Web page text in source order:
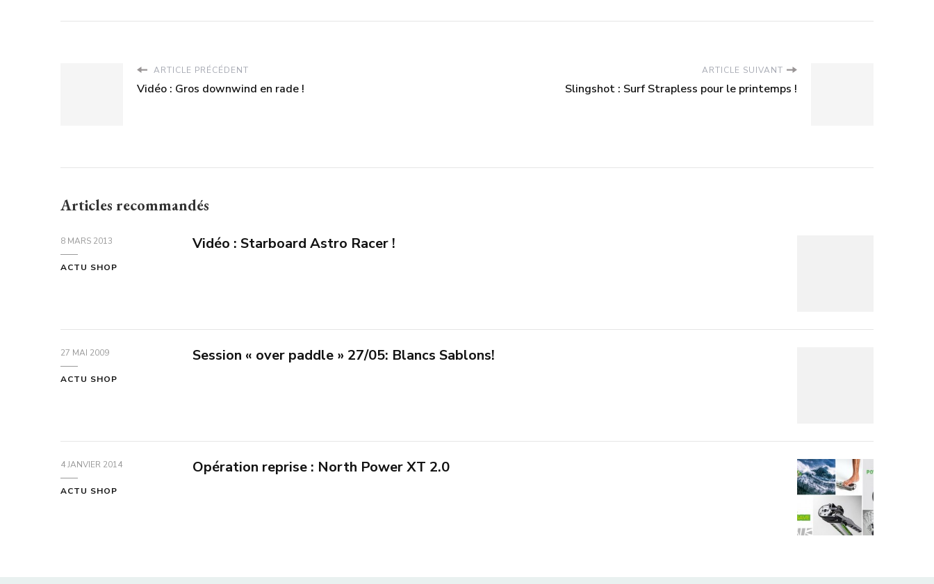
ARTICLE PRÉCÉDENT
Vidéo : Gros downwind en rade !
ARTICLE SUIVANT
Slingshot : Surf Strapless pour le printemps !
Articles recommandés
8 MARS 2013
ACTU SHOP
Vidéo : Starboard Astro Racer !
27 MAI 2009
ACTU SHOP
Session « over paddle » 27/05: Blancs Sablons!
4 JANVIER 2014
ACTU SHOP
Opération reprise : North Power XT 2.0